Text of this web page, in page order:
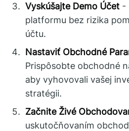
Vyskúšajte Demo Účet -
platformu bez rizika
účtu.
Nastaviť Obchodné
Prispôsobte obchodné
aby vyhovovali vašej
stratégii.
Začnite Živé
uskutočňovaním